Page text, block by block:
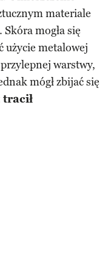
materiale
mogła się
użycie metalowej
warstwy,
mógł zbijać się